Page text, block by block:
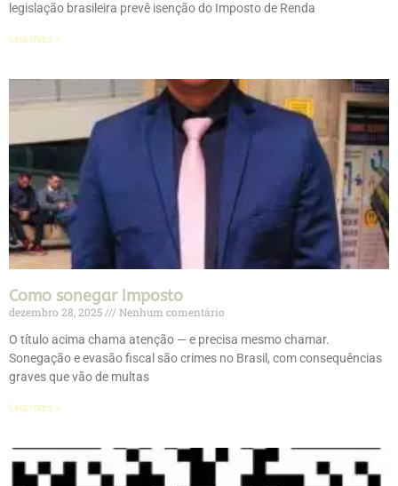
legislação brasileira prevê isenção do Imposto de Renda
Leia mais »
Como sonegar imposto
dezembro 28, 2025
Nenhum comentário
O título acima chama atenção — e precisa mesmo chamar.
Sonegação e evasão fiscal são crimes no Brasil, com consequências
graves que vão de multas
Leia mais »